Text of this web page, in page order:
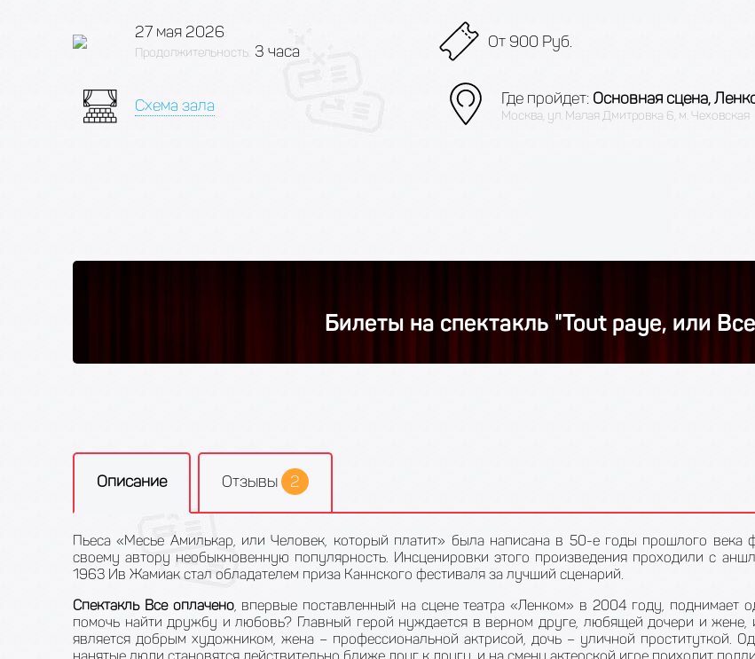
27 мая 2026
Продолжительность: 3 часа От 900 Руб.
Схема зала Где пройдет: Основная сцена,
Москва, ул. Малая Дмитровка 6, м. Чеховская
Билеты на спектакль "Tout paye, или
Описание Отзывы 2
Пьеса «Месье Амилькар, или Человек, который платит» была написана в 50-е годы прошлого
своему автору необыкновенную популярность. Инсценировки этого произведения проходили с
1963 Ив Жамиак стал обладателем приза Каннского фестиваля за лучший сценарий.
Спектакль Все оплачено, впервые поставленный на сцене театра «Ленком» в 2004 году, поднимает
помочь найти дружбу и любовь? Главный герой нуждается в верном друге, любящей дочери и
является добрым художником, жена – профессиональной актрисой, дочь – уличной проституткой.